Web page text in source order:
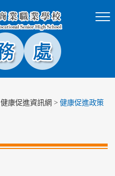
健康促進資訊網 > 健康促進政策